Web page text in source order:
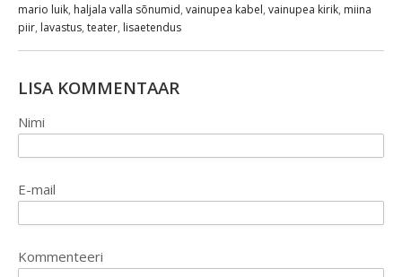
mario luik, haljala valla sõnumid, vainupea kabel, vainupea kirik, miina
piir, lavastus, teater, lisaetendus
LISA KOMMENTAAR
Nimi
E-mail
Kommenteeri